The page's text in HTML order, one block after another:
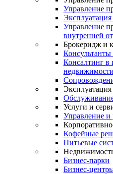
Управление
Управление
внутренней
Брокеридж и
Консалтинг в
недвижимости
Эксплуатация
Услуги и
Управление и
Кофейные
Питьевые
Бизнес-парки
Бизнес-